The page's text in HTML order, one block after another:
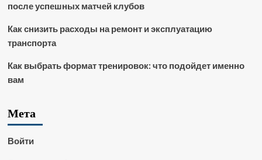
после успешных матчей клубов
Как снизить расходы на ремонт и эксплуатацию
транспорта
Как выбрать формат тренировок: что подойдет именно
вам
Мета
Войти